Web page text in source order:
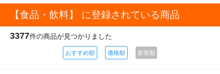
【食品・飲料】 に登録されている商品
3377件の商品が見つかりました
おすすめ順 価格順 新着順